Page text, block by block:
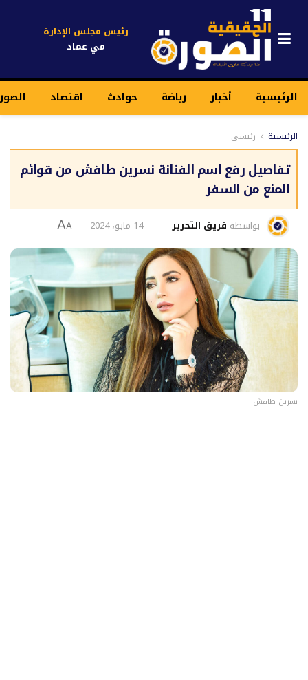
رئيس مجلس الإدارة
مي عماد
الرئيسية أخبار رياضة حوادث اقتصاد
الرئيسية رئيسي
تفاصيل رفع اسم الفنانة نسرين طافش من قوائم
المنع من السفر
بواسطة فريق التحرير 14 مايو، 2024 A
A
نسرين طافش